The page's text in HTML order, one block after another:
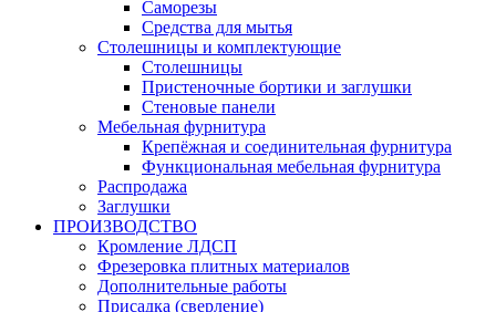
Саморезы
Средства для мытья
Столешницы и комплектующие
Столешницы
Пристеночные бортики и заглушки
Стеновые панели
Мебельная фурнитура
Крепёжная и соединительная фурнитура
Функциональная мебельная фурнитура
Распродажа
Заглушки
ПРОИЗВОДСТВО
Кромление ЛДСП
Фрезеровка плитных материалов
Дополнительные работы
Присадка (сверление)